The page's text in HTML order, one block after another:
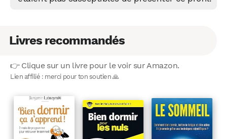
Livres recommandés
👉 Clique sur un livre pour le voir sur Amazon.
Lien affilié : merci pour ton soutien 🙏